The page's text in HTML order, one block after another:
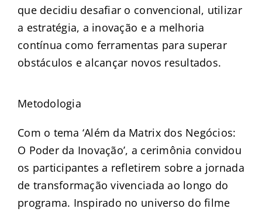
que decidiu desafiar o convencional, utilizar
a estratégia, a inovação e a melhoria
contínua como ferramentas para superar
obstáculos e alcançar novos resultados.
Metodologia
Com o tema ‘Além da Matrix dos Negócios:
O Poder da Inovação’, a cerimônia convidou
os participantes a refletirem sobre a jornada
de transformação vivenciada ao longo do
programa. Inspirado no universo do filme